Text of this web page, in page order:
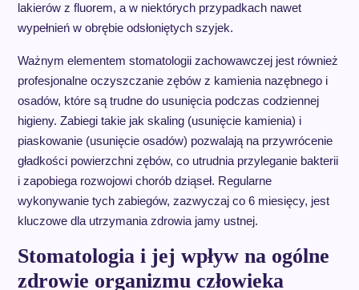
lakierów z fluorem, a w niektórych przypadkach nawet
wypełnień w obrębie odsłoniętych szyjek.
Ważnym elementem stomatologii zachowawczej jest również
profesjonalne oczyszczanie zębów z kamienia nazębnego i
osadów, które są trudne do usunięcia podczas codziennej
higieny. Zabiegi takie jak skaling (usunięcie kamienia) i
piaskowanie (usunięcie osadów) pozwalają na przywrócenie
gładkości powierzchni zębów, co utrudnia przyleganie bakterii
i zapobiega rozwojowi chorób dziąseł. Regularne
wykonywanie tych zabiegów, zazwyczaj co 6 miesięcy, jest
kluczowe dla utrzymania zdrowia jamy ustnej.
Stomatologia i jej wpływ na ogólne
zdrowie organizmu człowieka